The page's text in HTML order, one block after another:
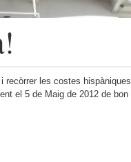
recòrrer les costes hispàniques
el 5 de Maig de 2012 de bon